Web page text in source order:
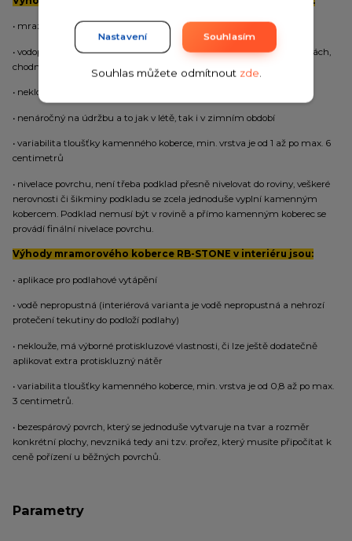
• mrazuvzdorný
• vodopropustný (netvoří se kaluže, což je výhoda na příjezdových cestách,
chodnících a u bazénů)
• neklouže, v zimním období má výborné protiskluzové vlastnosti
• nenáročný na údržbu a to jak v létě, tak i v zimním období
• variabilita tloušťky kamenného koberce, min. vrstva je od 1 až po max. 6
centimetrů
• nivelace povrchu, není třeba podklad přesně nivelovat do roviny, veškeré
nerovnosti či šikminy podkladu se zcela jednoduše vyplní kamenným
kobercem. Podklad nemusí být v rovině a přímo kamenným koberec se
provádí finální nivelace povrchu.
Výhody mramorového koberce RB-STONE v interiéru jsou:
• aplikace pro podlahové vytápění
• vodě nepropustná (interiérová varianta je vodě nepropustná a nehrozí
protečení tekutiny do podloží podlahy)
• neklouže, má výborné protiskluzové vlastnosti, či lze ještě dodatečně
aplikovat extra protiskluzný nátěr
• variabilita tloušťky kamenného koberce, min. vrstva je od 0,8 až po max.
3 centimetrů.
• bezespárový povrch, který se jednoduše vytvaruje na tvar a rozměr
konkrétní plochy, nevzniká tedy ani tzv. prořez, který musíte připočítat k
ceně pořízení u běžných povrchů.
Parametry
Nastavení Souhlasím
Souhlas můžete odmítnout zde.